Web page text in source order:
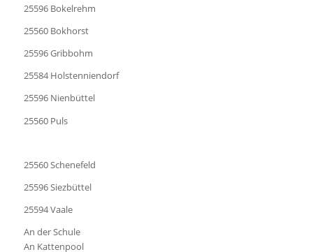
25596 Bokelrehm
25560 Bokhorst
25596 Gribbohm
25584 Holstenniendorf
25596 Nienbüttel
25560 Puls
25560 Schenefeld
25596 Siezbüttel
25594 Vaale
An der Schule
An Kattenpool